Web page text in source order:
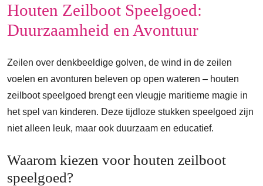
Houten Zeilboot Speelgoed:
Duurzaamheid en Avontuur
Zeilen over denkbeeldige golven, de wind in de zeilen
voelen en avonturen beleven op open wateren – houten
zeilboot speelgoed brengt een vleugje maritieme magie in
het spel van kinderen. Deze tijdloze stukken speelgoed zijn
niet alleen leuk, maar ook duurzaam en educatief.
Waarom kiezen voor houten zeilboot
speelgoed?